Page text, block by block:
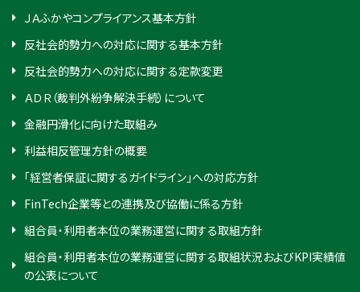
ＪＡふかやコンプライアンス基本方針
反社会的勢力への対応に関する基本方針
反社会的勢力への対応に関する定款変更
ＡＤＲ（裁判外紛争解決手続）について
金融円滑化に向けた取組み
利益相反管理方針の概要
「経営者保証に関するガイドライン」への対応方針
FinTech企業等との連携及び協働に係る方針
組合員・利用者本位の業務運営に関する取組方針
組合員・利用者本位の業務運営に関する取組状況およびKPI実績値
の公表について